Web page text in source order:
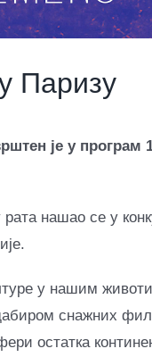
Паризу
је у
нашао се у
у нашим
снажних
остатка